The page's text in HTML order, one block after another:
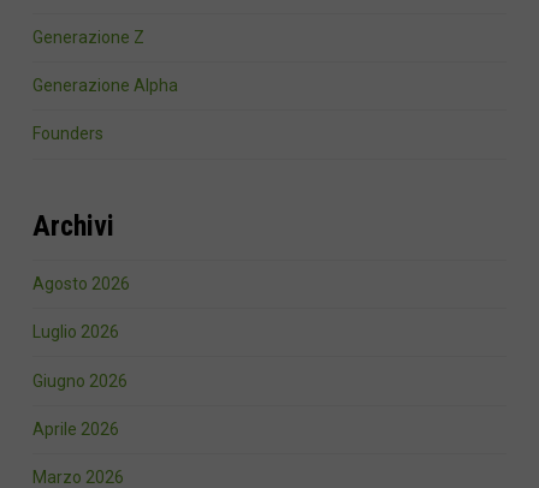
Generazione Z
Generazione Alpha
Founders
Archivi
Agosto 2026
Luglio 2026
Giugno 2026
Aprile 2026
Marzo 2026